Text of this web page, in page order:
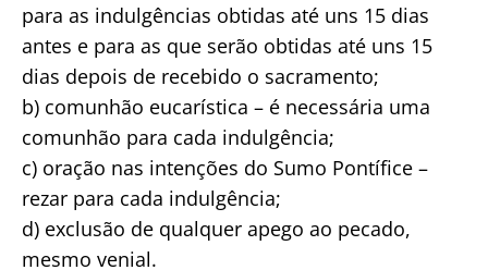
para as indulgências obtidas até uns 15 dias
antes e para as que serão obtidas até uns 15
dias depois de recebido o sacramento;
b) comunhão eucarística – é necessária uma
comunhão para cada indulgência;
c) oração nas intenções do Sumo Pontífice –
rezar para cada indulgência;
d) exclusão de qualquer apego ao pecado,
mesmo venial.